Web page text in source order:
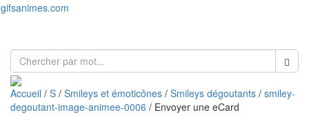
gifsanimes.com
Accueil / S / Smileys et émoticônes / Smileys dégoutants / smiley-
degoutant-image-animee-0006 / Envoyer une eCard